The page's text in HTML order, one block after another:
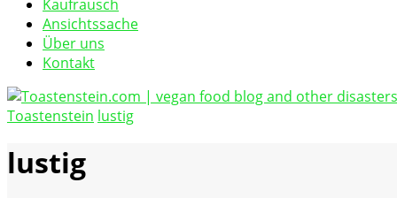
Kaufrausch
Ansichtssache
Über uns
Kontakt
Toastenstein.com
Toastenstein lustig
lustig